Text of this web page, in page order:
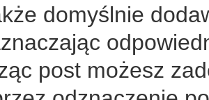
domyślnie
post możesz